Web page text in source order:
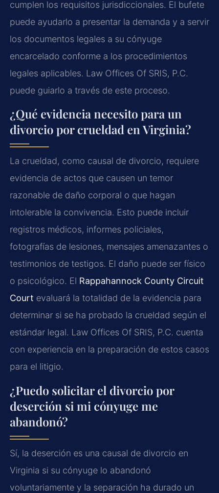
cumplen los requisitos jurisdiccionales. El bufete
puede ayudarlo a presentar la demanda y a servir
los documentos legales a su cónyuge
encarcelado conforme a los procedimientos
legales aplicables. Law Offices Of SRIS, P.C.
puede guiarlo a través de este proceso.
¿Qué evidencia necesito para un
divorcio por crueldad en Virginia?
La crueldad, como causal de divorcio, requiere
evidencia de actos que causen un temor
razonable de daño corporal o que hagan
intolerable la convivencia. Esto puede incluir
registros médicos, informes policiales,
fotografías de lesiones, mensajes amenazantes o
testimonios de testigos. El daño puede ser físico
o psicológico. El Rappahannock County Circuit
Court evaluará la totalidad de la evidencia para
determinar si se ha probado la crueldad según el
estándar legal. Law Offices Of SRIS, P.C. cuenta
con experiencia en la preparación de estos casos
para el litigio.
¿Puedo solicitar el divorcio por
deserción si mi cónyuge me
abandonó?
Sí, la deserción es una causal de divorcio en
Virginia si su cónyuge lo abandonó
voluntariamente y la separación ha durado un